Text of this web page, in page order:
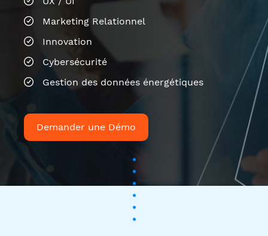
Demander une Démo
Dernières actualités